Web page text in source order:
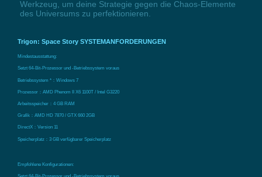
Werkzeug, um deine Strategie gegen die Chaos-Elemente
des Universums zu perfektionieren.
Trigon: Space Story SYSTEMANFORDERUNGEN
Mindestausstattung:
Setzt 64-Bit-Prozessor und -Betriebssystem voraus
Betriebssystem *：Windows 7
Prozessor：AMD Phenom II X6 1100T / Intel G3220
Arbeitsspeicher：4 GB RAM
Grafik：AMD HD 7870 / GTX 660 2GB
DirectX：Version 11
Speicherplatz：3 GB verfügbarer Speicherplatz
Empfohlene Konfigurationen: